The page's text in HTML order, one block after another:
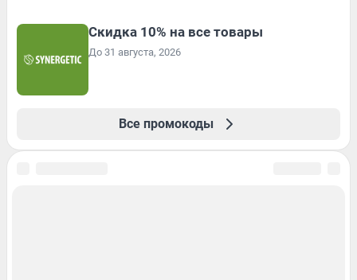
Скидка 10% на все товары
До 31 августа, 2026
Все промокоды